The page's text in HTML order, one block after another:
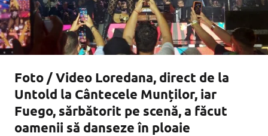
Foto / Video Loredana, direct de la
Untold la Cântecele Munților, iar
Fuego, sărbătorit pe scenă, a făcut
oamenii să danseze în ploaie